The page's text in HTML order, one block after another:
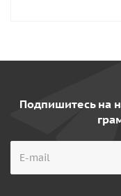
Подпишитесь на